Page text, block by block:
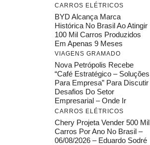
CARROS ELÉTRICOS
BYD Alcança Marca
Histórica No Brasil Ao Atingir
100 Mil Carros Produzidos
Em Apenas 9 Meses
VIAGENS GRAMADO
Nova Petrópolis Recebe
“Café Estratégico – Soluções
Para Empresa” Para Discutir
Desafios Do Setor
Empresarial – Onde Ir
CARROS ELÉTRICOS
Chery Projeta Vender 500 Mil
Carros Por Ano No Brasil –
06/08/2026 – Eduardo Sodré